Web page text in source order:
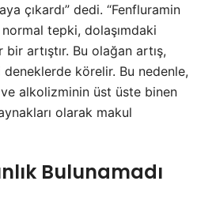
çıkardı” dedi. “Fenfluramin
tepki, dolaşımdaki
artıştır. Bu olağan artış,
körelir. Bu nedenle,
ve alkolizminin üst üste binen
olarak makul
Bulunamadı